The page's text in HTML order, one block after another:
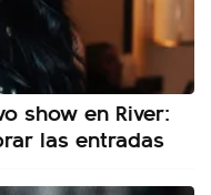
show en River:
las entradas